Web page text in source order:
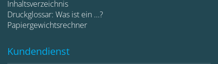
Inhaltsverzeichnis
Druckglossar: Was ist ein ...?
Papiergewichtsrechner
Kundendienst